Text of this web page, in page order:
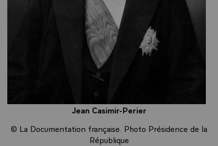
Jean Casimir-Perier
© La Documentation française. Photo Présidence de la
République